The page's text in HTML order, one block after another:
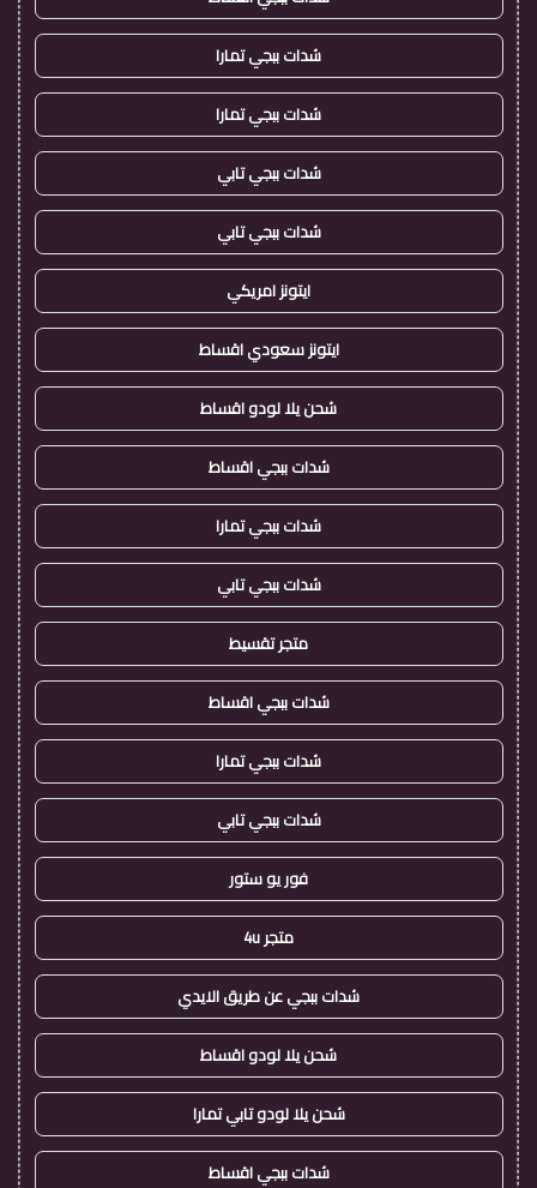
شدات ببجي تمارا
شدات ببجي تمارا
شدات ببجي تابي
شدات ببجي تابي
ايتونز امريكي
ايتونز سعودي اقساط
شحن يلا لودو اقساط
شدات ببجي اقساط
شدات ببجي تمارا
شدات ببجي تابي
متجر تقسيط
شدات ببجي اقساط
شدات ببجي تمارا
شدات ببجي تابي
فور يو ستور
متجر 4u
شدات ببجي عن طريق الايدي
شحن يلا لودو اقساط
شحن يلا لودو تابي تمارا
شدات ببجي اقساط